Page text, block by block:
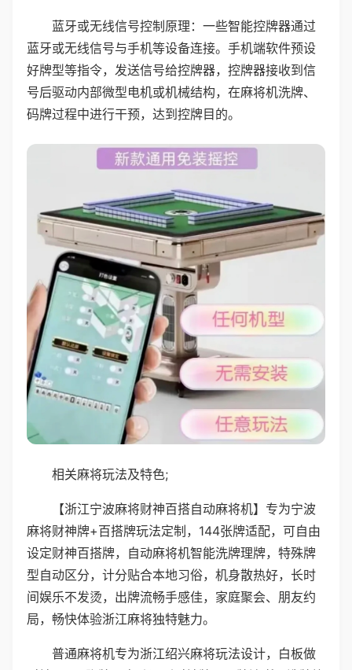
蓝牙或无线信号控制原理：一些智能控牌器通过
蓝牙或无线信号与手机等设备连接。手机端软件预设
好牌型等指令，发送信号给控牌器，控牌器接收到信
号后驱动内部微型电机或机械结构，在麻将机洗牌、
码牌过程中进行干预，达到控牌目的。
相关麻将玩法及特色;
【浙江宁波麻将财神百搭自动麻将机】专为宁波
麻将财神牌+百搭牌玩法定制，144张牌适配，可自由
设定财神百搭牌，自动麻将机智能洗牌理牌，特殊牌
型自动区分，计分贴合本地习俗，机身散热好，长时
间娱乐不发烫，出牌流畅手感佳，家庭聚会、朋友约
局，畅快体验浙江麻将独特魅力。
普通麻将机专为浙江绍兴麻将玩法设计，白板做